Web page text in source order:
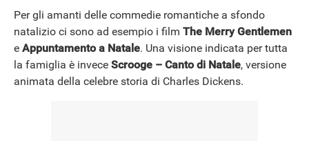
Per gli amanti delle commedie romantiche a sfondo
natalizio ci sono ad esempio i film The Merry Gentlemen
e Appuntamento a Natale. Una visione indicata per tutta
la famiglia è invece Scrooge – Canto di Natale, versione
animata della celebre storia di Charles Dickens.